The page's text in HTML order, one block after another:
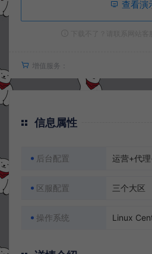
查看演
增值服务：
信息属性
后台配置 运营+代
区服配置 三个大区
操作系统 Linux